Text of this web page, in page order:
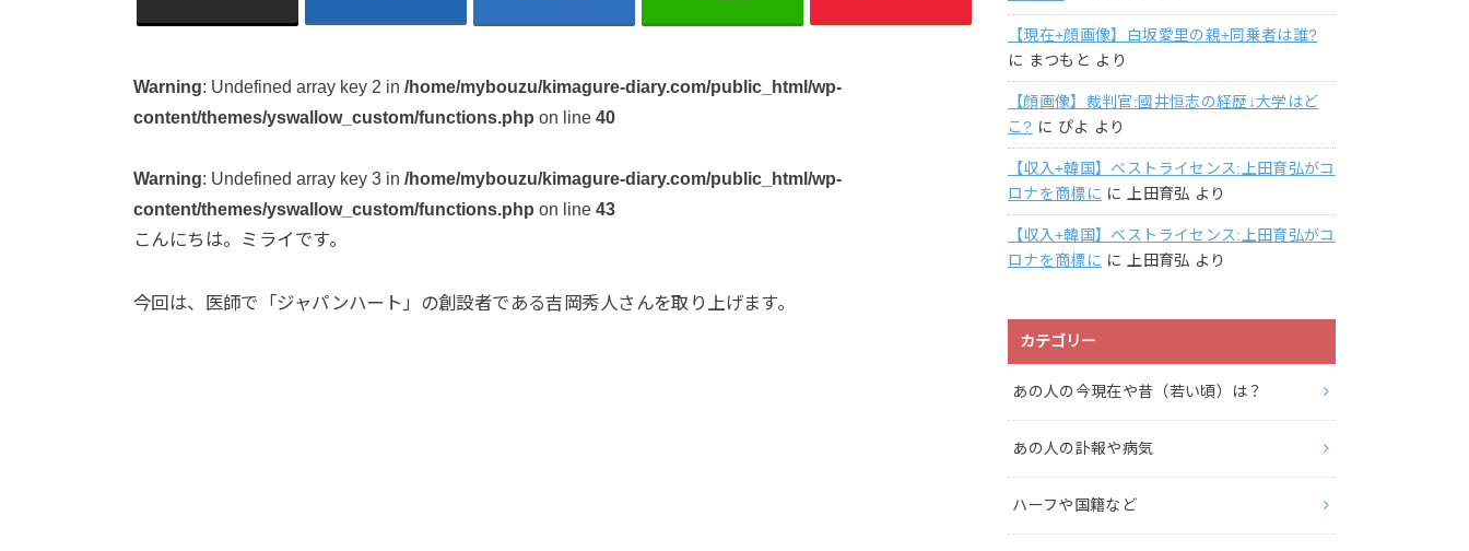
Warning: Undefined array key 2 in /home/mybouzu/kimagure-diary.com/public_html/wp-
content/themes/yswallow_custom/functions.php on line 40
Warning: Undefined array key 3 in /home/mybouzu/kimagure-diary.com/public_html/wp-
content/themes/yswallow_custom/functions.php on line 43
こんにちは。ミライです。
今回は、医師で「ジャパンハート」の創設者である吉岡秀人さんを取り上げます。
【現在+顔画像】白坂愛里の親+同乗者は誰?
に まつもと より
【顔画像】裁判官:國井恒志の経歴↓大学はど
こ? に ぴよ より
【収入+韓国】ベストライセンス:上田育弘がコ
ロナを商標に に 上田育弘 より
【収入+韓国】ベストライセンス:上田育弘がコ
ロナを商標に に 上田育弘 より
カテゴリー
あの人の今現在や昔（若い頃）は？
あの人の訃報や病気
ハーフや国籍など